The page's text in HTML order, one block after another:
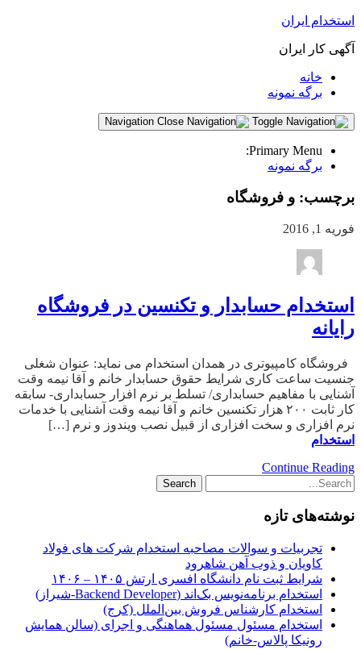
استخدام ایران
آگهی کار ایران
خانه
برگه نمونه
Primary Menu:
برگه نمونه
برچسب: و فروشگاه
فوریه 1, 2016
استخدام حسابدار و تکنسین در فروشگاه
رایانه
فروشگاه کامپیوتری در همدان استخدام می نماید: عنوان شغلی
جنسیت ساعت کاری شرایط حقوق حسابدار خانم و آقا نیمه وقت
آشنایی با مفاهیم حسابداری/ تسلط بر نرم افزار حسابداری- سابقه
کار ثابت ۲۰۰ هزار تکنسین خانم و آقا نیمه وقت آشنایی با خدمات
نرم افزاری و سخت افزاری از قبیل نصب ویندوز و نرم […]
استخدام
Continue Reading
نوشته‌های تازه
تجربیات و سوالات مصاحبه استخدام شرکت های فولاد
کاویان و ذوب آهن شاهرود
شرایط ثبت نام دانشگاه افسری ارتش ۱۴۰۵ – ۱۴۰۶
استخدام برنامه‌نویس بک‌اند (Backend Developer-شیراز)
استخدام کارشناس فروش بین‌الملل (کرج)
استخدام مسئول مسئول هماهنگی و اجرای (سالن همایش
رونیکا پالاس-خانم)